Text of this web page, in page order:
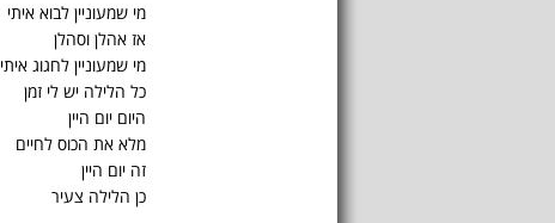
מי שמעוניין לבוא איתי
אז אהלן וסהלן
מי שמעוניין לחגוג איתי
כל הלילה יש לי זמן
היום יום היין
מלא את הכוס לחיים
זה יום היין
כן הלילה צעיר